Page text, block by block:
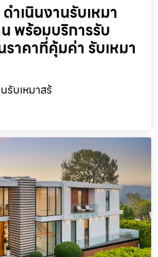
ำเนินงานรับเหมา
พร้อมบริการรับ
าคาที่คุ้มค่า รับเหมา
รับเหมาสร้